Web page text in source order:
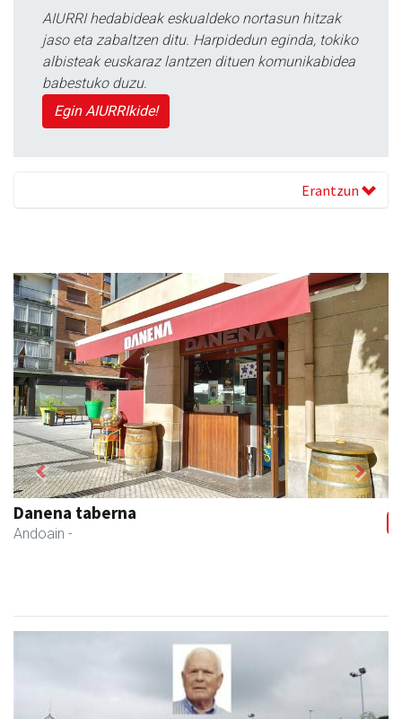
AIURRI hedabideak eskualdeko nortasun hitzak
jaso eta zabaltzen ditu. Harpidedun eginda, tokiko
albisteak euskaraz lantzen dituen komunikabidea
babestuko duzu.
Egin AIURRIkide!
Erantzun
Danena taberna
Andoain -
Previous Next